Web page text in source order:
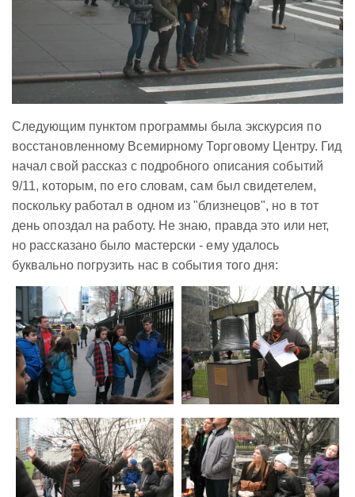
Следующим пунктом программы была экскурсия по
восстановленному Всемирному Торговому Центру. Гид
начал свой рассказ с подробного описания событий
9/11, которым, по его словам, сам был свидетелем,
поскольку работал в одном из "близнецов", но в тот
день опоздал на работу. Не знаю, правда это или нет,
но рассказано было мастерски - ему удалось
буквально погрузить нас в события того дня: